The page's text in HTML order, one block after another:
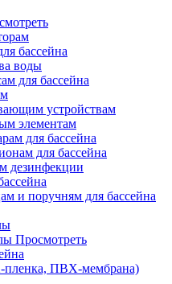
бассейна
воды
для бассейна
устройствам
элементам
для бассейна
для бассейна
дезинфекции
и поручням для бассейна
Просмотреть
пленка, ПВХ-мембрана)